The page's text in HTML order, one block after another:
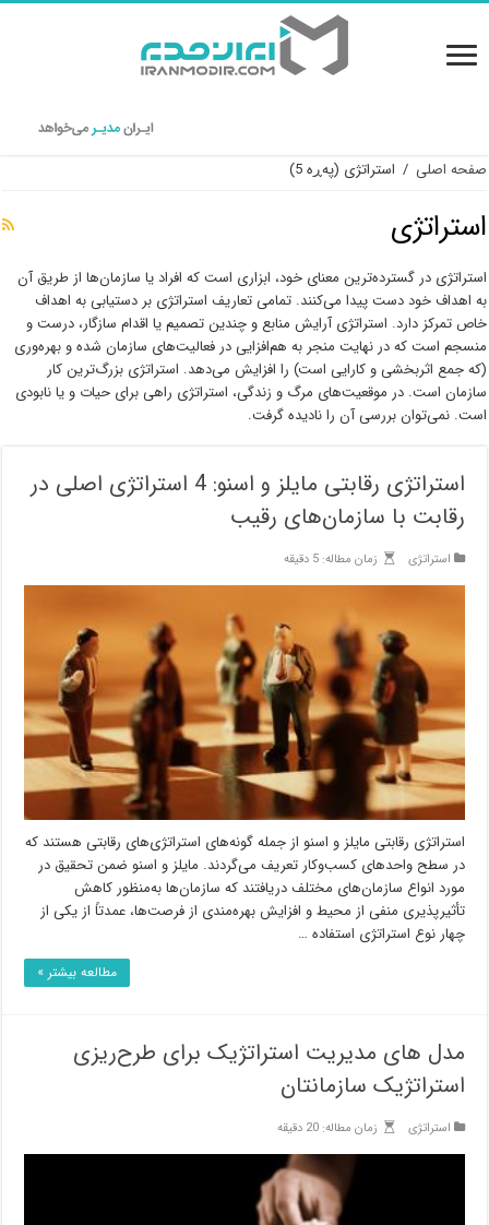
صفحه اصلی / استراتژی (پەڕە 5)
استراتژی
استراتژی در گسترده‌ترین معنای خود، ابزاری است که افراد یا سازمان‌ها از طریق آن
به اهداف خود دست پیدا می‌کنند. تمامی تعاریف استراتژی بر دستیابی به اهداف
خاص تمرکز دارد. استراتژی آرایش منابع و چندین تصمیم یا اقدام سازگار، درست و
منسجم است که در نهایت منجر به هم‌افزایی در فعالیت‌های سازمان شده و بهره‌وری
(که جمع اثربخشی و کارایی است) را افزایش می‌دهد. استراتژی بزرگ‌ترین کار
سازمان است. در موقعیت‌های مرگ و زندگی، استراتژی راهی برای حیات و یا نابودی
است. نمی‌توان بررسی آن را نادیده گرفت.
استراتژی رقابتی مایلز و اسنو: 4 استراتژی اصلی در
رقابت با سازمان‌های رقیب
استراتژی زمان مطاله: 5 دقیقه
استراتژی رقابتی مایلز و اسنو از جمله گونه‌های استراتژی‌های رقابتی هستند که
در سطح واحدهای کسب‌وکار تعریف می‌گردند. مایلز و اسنو ضمن تحقیق در
مورد انواع سازمان‌های مختلف دریافتند که سازمان‌ها به‌منظور کاهش
تأثیرپذیری منفی از محیط و افزایش بهره‌مندی از فرصت‌ها، عمدتاً از یکی از
چهار نوع استراتژی استفاده …
مطالعه بیشتر »
مدل های مدیریت استراتژیک برای طرح‌ریزی
استراتژیک سازمانتان
استراتژی زمان مطاله: 20 دقیقه